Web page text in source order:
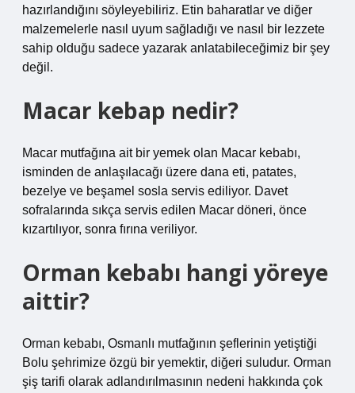
hazırlandığını söyleyebiliriz. Etin baharatlar ve diğer
malzemelerle nasıl uyum sağladığı ve nasıl bir lezzete
sahip olduğu sadece yazarak anlatabileceğimiz bir şey
değil.
Macar kebap nedir?
Macar mutfağına ait bir yemek olan Macar kebabı,
isminden de anlaşılacağı üzere dana eti, patates,
bezelye ve beşamel sosla servis ediliyor. Davet
sofralarında sıkça servis edilen Macar döneri, önce
kızartılıyor, sonra fırına veriliyor.
Orman kebabı hangi yöreye
aittir?
Orman kebabı, Osmanlı mutfağının şeflerinin yetiştiği
Bolu şehrimize özgü bir yemektir, diğeri suludur. Orman
şiş tarifi olarak adlandırılmasının nedeni hakkında çok